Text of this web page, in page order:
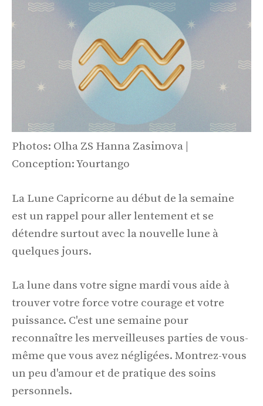
Photos: Olha ZS Hanna Zasimova |
Conception: Yourtango
La Lune Capricorne au début de la semaine
est un rappel pour aller lentement et se
détendre surtout avec la nouvelle lune à
quelques jours.
La lune dans votre signe mardi vous aide à
trouver votre force votre courage et votre
puissance. C'est une semaine pour
reconnaître les merveilleuses parties de vous-
même que vous avez négligées. Montrez-vous
un peu d'amour et de pratique des soins
personnels.